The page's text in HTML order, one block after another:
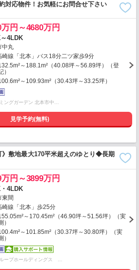
対応物件！お気軽にお問合せ下さい
万円～4680万円
4LDK
中丸
崎線「北本」バス18分二ツ家歩9分
～188.1m²（40.08坪～56.89坪）（登
）
～109.93m²（30.43坪～33.25坪）
ングガーデン 北本市中…
見学予約(無料)
》敷地最大170平米超えのゆとり◆長期
万円～3899万円
4LDK
東間
崎線「北本」歩25分
～170.45m²（46.90坪～51.56坪）（実
）
～101.85m²（30.37坪～30.80坪）（実
）
ープホールディングス …